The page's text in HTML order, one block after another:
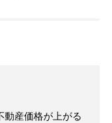
動産価格が上がる